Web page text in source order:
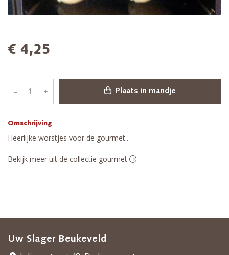
Omschrijving
Heerlijke worstjes voor de gourmet..
€ 4,25
– + Plaats in mandje
Bekijk meer uit de collectie gourmet
Uw Slager Beukeveld